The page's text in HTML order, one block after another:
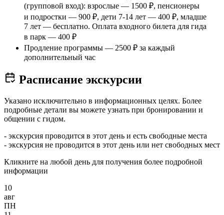
(групповой вход): взрослые — 1500 ₽, пенсионеры
и подростки — 900 ₽, дети 7-14 лет — 400 ₽, младше
7 лет — бесплатно. Оплата входного билета для гида
в парк — 400 ₽
Продление программы — 2500 ₽ за каждый
дополнительный час
Расписание экскурсии
Указано исключительно в информационных целях. Более
подробные детали вы можете узнать при бронировании и
общении с гидом.
- экскурсия проводится в этот день и есть свободные места
- экскурсия не проводится в этот день или нет свободных мест
Кликните на любой день для получения более подробной
информации
10
авг
ПН